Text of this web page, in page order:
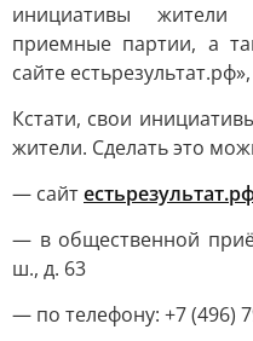
инициативы жители
приемные партии, а
сайте
Кстати, свои
жители. Сделать это
— сайт
— в общественной
ш., д. 63
— по телефону: +7 (496)